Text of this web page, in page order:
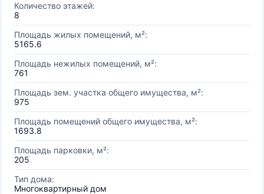
Количество этажей:
8
Площадь жилых помещений, м²:
5165.6
Площадь нежилых помещений, м²:
761
Площадь зем. участка общего имущества, м²:
975
Площадь помещений общего имущества, м²:
1693.8
Площадь парковки, м²:
205
Тип дома:
Многоквартирный дом